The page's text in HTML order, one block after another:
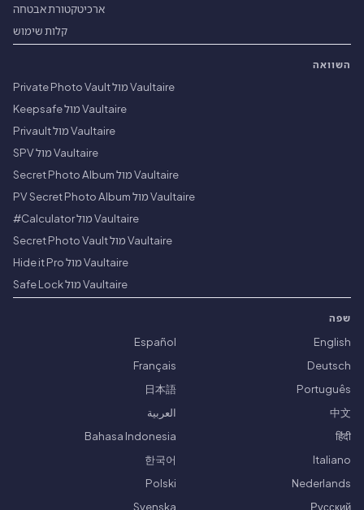
ארכיטקטורת אבטחה
קלות שימוש
השוואה
Vaultaire מול Private Photo Vault
Vaultaire מול Keepsafe
Vaultaire מול Privault
Vaultaire מול SPV
Vaultaire מול Secret Photo Album
Vaultaire מול PV Secret Photo Album
Vaultaire מול Calculator#
Vaultaire מול Secret Photo Vault
Vaultaire מול Hide it Pro
Vaultaire מול Safe Lock
שפה
English
Español
Deutsch
Français
Português
日本語
中文
العربية
हिंदी
Bahasa Indonesia
Italiano
한국어
Nederlands
Polski
Русский
Svenska